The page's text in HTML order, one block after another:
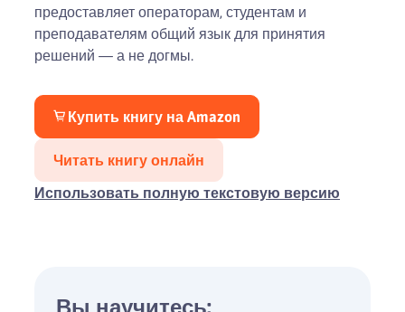
предоставляет операторам, студентам и
преподавателям общий язык для принятия
решений — а не догмы.
Купить книгу на Amazon
Читать книгу онлайн
Использовать полную текстовую версию
Вы научитесь: